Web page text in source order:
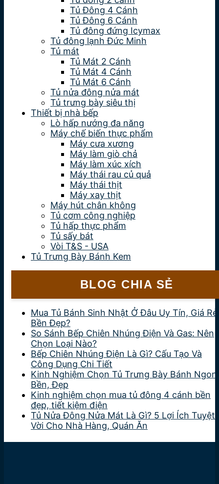
Tủ Đông 4 Cánh
Tủ Đông 6 Cánh
Tủ đông đứng Icymax
Tủ đông lạnh Đức Minh
Tủ mát
Tủ Mát 2 Cánh
Tủ Mát 4 Cánh
Tủ Mát 6 Cánh
Tủ nửa đông nửa mát
Tủ trưng bày siêu thị
Thiết bị nhà bếp
Lò hấp nướng đa năng
Máy chế biến thực phẩm
Máy cưa xương
Máy làm giò chả
Máy làm xúc xích
Máy thái rau củ quả
Máy thái thịt
Máy xay thịt
Máy hút chân không
Tủ cơm công nghiệp
Tủ hấp thực phẩm
Tủ sấy bát
Vòi T&S - USA
Tủ Trưng Bày Bánh Kem
BLOG CHIA SẺ
Mua Tủ Bánh Sinh Nhật Ở Đâu Uy Tín, Giá
Bền Đẹp?
So Sánh Bếp Chiên Nhúng Điện Và Gas: Nên
Chọn Loại Nào?
Bếp Chiên Nhúng Điện Là Gì? Cấu Tạo Và
Công Dụng Chi Tiết
Kinh Nghiệm Chọn Tủ Trưng Bày Bánh Ngon,
Bền, Đẹp
Kinh nghiệm chọn mua tủ đông 4 cánh bền
đẹp, tiết kiệm điện
Tủ Nửa Đông Nửa Mát Là Gì? 5 Lợi Ích Tuyệt
Vời Cho Nhà Hàng, Quán Ăn